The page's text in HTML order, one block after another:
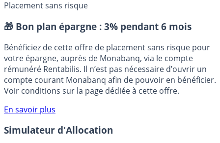
⭐️ Suivre sur Google
Placement sans risque
🎁 Bon plan épargne : 3% pendant 6 mois
Bénéficiez de cette offre de placement sans risque pour
votre épargne, auprès de Monabanq, via le compte
rémunéré Rentabilis. Il n’est pas nécessaire d’ouvrir un
compte courant Monabanq afin de pouvoir en bénéficier.
Voir conditions sur la page dédiée à cette offre.
En savoir plus